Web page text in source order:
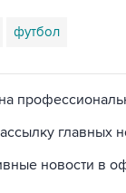
футбол
главных
новости в